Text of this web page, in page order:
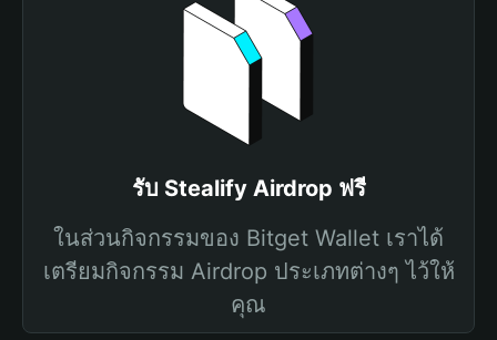
รับ Stealify Airdrop ฟรี
ในส่วนกิจกรรมของ Bitget Wallet เราได้
เตรียมกิจกรรม Airdrop ประเภทต่างๆ ไว้ให้
คุณ